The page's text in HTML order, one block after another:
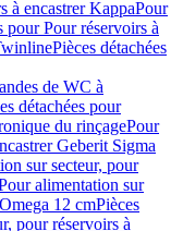
à encastrer KappaPour
pour Pour réservoirs à
Pièces détachées
de WC à
détachées pour
du rinçagePour
Geberit Sigma
sur secteur, pour
alimentation sur
12 cmPièces
pour réservoirs à